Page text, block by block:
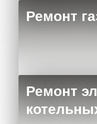
Ремонт
Ремонт